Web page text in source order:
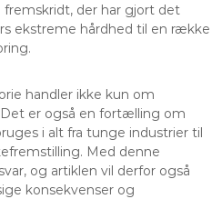
der har gjort det
ekstreme hårdhed til en række
handler ikke kun om
er også en fortælling om
i alt fra tunge industrier til
Med denne
og artiklen vil derfor også
konsekvenser og